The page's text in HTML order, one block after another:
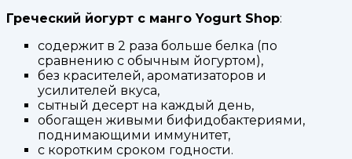
Греческий йогурт c манго Yogurt Shop:
содержит в 2 раза больше белка (по
сравнению с обычным йогуртом),
без красителей, ароматизаторов и
усилителей вкуса,
сытный десерт на каждый день,
обогащен живыми бифидобактериями,
поднимающими иммунитет,
с коротким сроком годности.